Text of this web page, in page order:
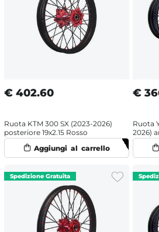
€ 402.60
Ruota KTM 300 SX (2023-2026)
posteriore 19x2.15 Rosso
€
Ruota
2026)